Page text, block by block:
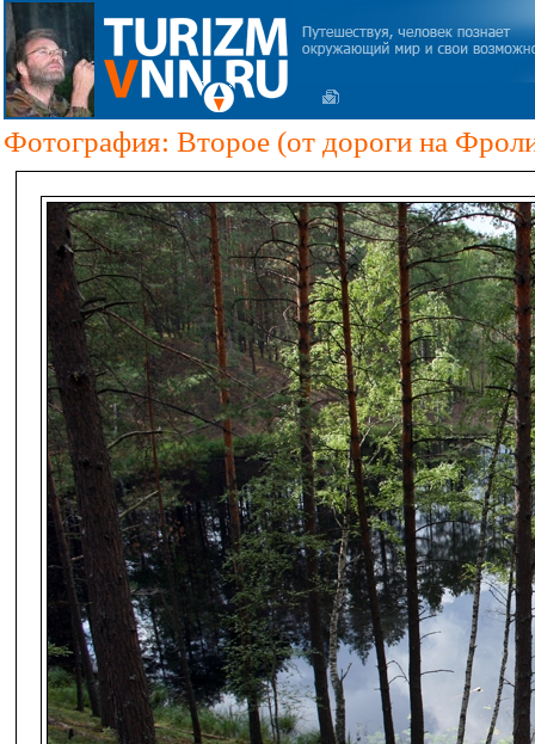
Фотография: Второе (от дороги на